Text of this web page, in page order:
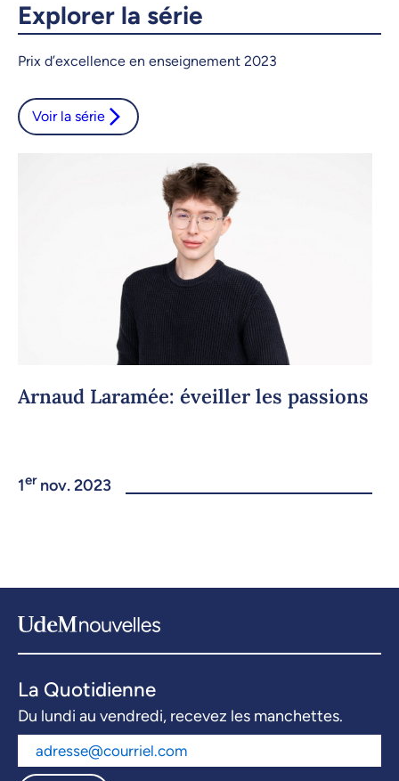
Copier le lien
Explorer la série
Prix d’excellence en enseignement 2023
Voir la série
Arnaud Laramée: éveiller les passions
1ernov. 2023
La Quotidienne
Du lundi au vendredi, recevez les manchettes.